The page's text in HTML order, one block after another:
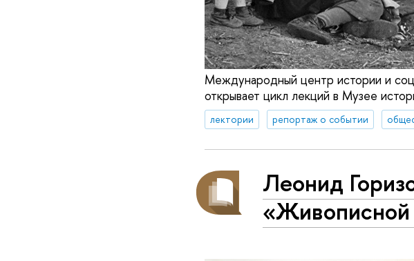
Международный центр истории и
открывает цикл лекций в Музее
лектории репортаж о событии
Леонид
«Живописной